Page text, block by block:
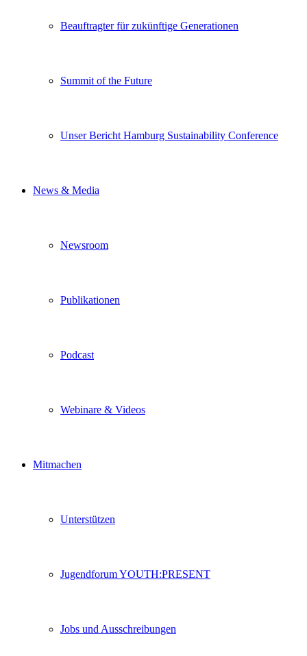
Beauftragter für zukünftige Generationen
Summit of the Future
Unser Bericht Hamburg Sustainability Conference
News & Media
Newsroom
Publikationen
Podcast
Webinare & Videos
Mitmachen
Unterstützen
Jugendforum YOUTH:PRESENT
Jobs und Ausschreibungen